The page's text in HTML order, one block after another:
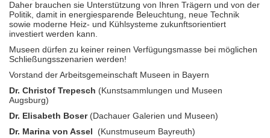
Daher brauchen sie Unterstützung von Ihren Trägern und von der
Politik, damit in energiesparende Beleuchtung, neue Technik
sowie moderne Heiz- und Kühlsysteme zukunftsorientiert
investiert werden kann.
Museen dürfen zu keiner reinen Verfügungsmasse bei möglichen
Schließungsszenarien werden!
Vorstand der Arbeitsgemeinschaft Museen in Bayern
Dr. Christof Trepesch (Kunstsammlungen und Museen
Augsburg)
Dr. Elisabeth Boser (Dachauer Galerien und Museen)
Dr. Marina von Assel
(Kunstmuseum Bayreuth)